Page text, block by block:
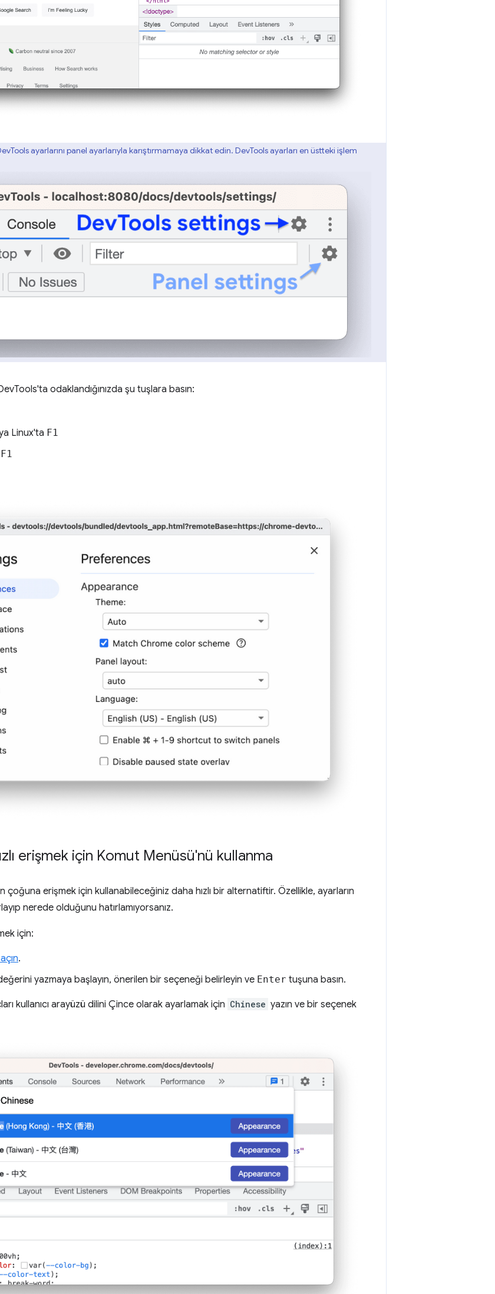
ayarlarını panel ayarlarıyla karıştırmamaya dikkat edin. DevTools ayarları en üstteki işlem
odaklandığınızda şu tuşlara basın:
Linux'ta F1
F1
erişmek için Komut Menüsü'nü kullanma
çoğuna erişmek için kullanabileceğiniz daha hızlı bir alternatiftir. Özellikle, ayarların
nerede olduğunu hatırlamıyorsanız.
için:
.
değerini yazmaya başlayın, önerilen bir seçeneği belirleyin ve Enter tuşuna basın.
kullanıcı arayüzü dilini Çince olarak ayarlamak için Chinese yazın ve bir seçenek